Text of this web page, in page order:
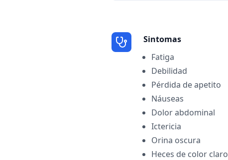
Sintomas
Fatiga
Debilidad
Pérdida de apetito
Náuseas
Dolor abdominal
Ictericia
Orina oscura
Heces de color claro